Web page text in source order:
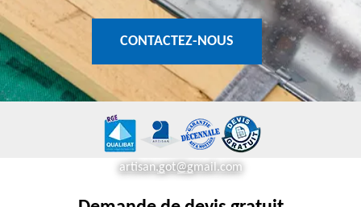
CONTACTEZ-NOUS
artisan.got@gmail.com